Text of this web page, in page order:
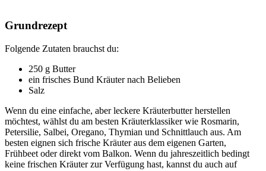
Grundrezept
Folgende Zutaten brauchst du:
250 g Butter
ein frisches Bund Kräuter nach Belieben
Salz
Wenn du eine einfache, aber leckere Kräuterbutter herstellen
möchtest, wählst du am besten Kräuterklassiker wie Rosmarin,
Petersilie, Salbei, Oregano, Thymian und Schnittlauch aus. Am
besten eignen sich frische Kräuter aus dem eigenen Garten,
Frühbeet oder direkt vom Balkon. Wenn du jahreszeitlich bedingt
keine frischen Kräuter zur Verfügung hast, kannst du auch auf